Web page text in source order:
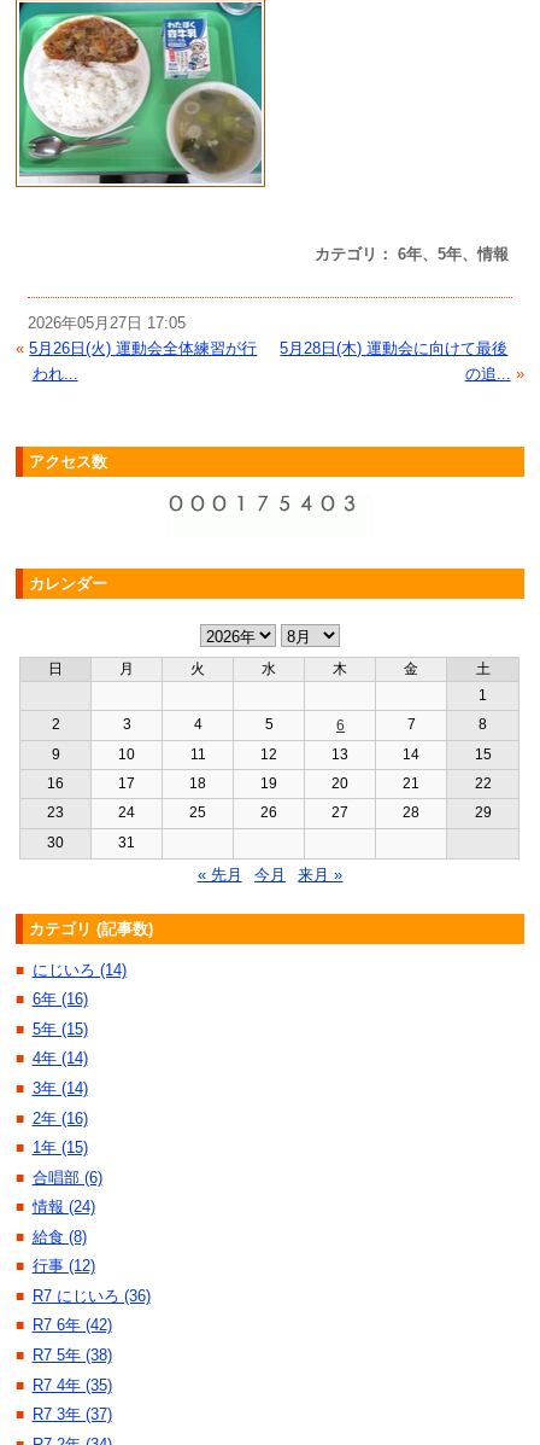
カテゴリ： 6年、5年、情報
2026年05月27日 17:05
« 5月26日(火) 運動会全体練習が行
われ...
5月28日(木) 運動会に向けて最後
の追... »
アクセス数
カレンダー
日 月 火 水 木 金
土
1
2
3 4 5 6 7
8
9
10 11 12 13 14
15
16
17 18 19 20 21
22
23
24 25 26 27 28
29
30
31
« 先月 今月 来月 »
カテゴリ (記事数)
■ にじいろ (14)
■ 6年 (16)
■ 5年 (15)
■ 4年 (14)
■ 3年 (14)
■ 2年 (16)
■ 1年 (15)
■ 合唱部 (6)
■ 情報 (24)
■ 給食 (8)
■ 行事 (12)
■ R7 にじいろ (36)
■ R7 6年 (42)
■ R7 5年 (38)
■ R7 4年 (35)
■ R7 3年 (37)